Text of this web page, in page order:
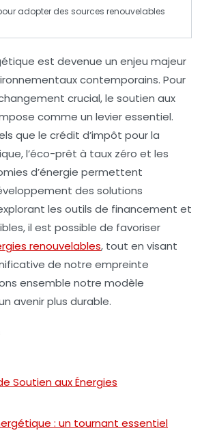
adopter des sources renouvelables
est devenue un enjeu majeur
contemporains. Pour
crucial, le soutien aux
comme un levier essentiel.
que le crédit d’impôt pour la
, l’éco-prêt à taux zéro et les
d’énergie permettent
des solutions
les outils de financement et
il est possible de favoriser
renouvelables, tout en visant
de notre empreinte
ensemble notre modèle
avenir plus durable.
Soutien aux Énergies
: un tournant essentiel